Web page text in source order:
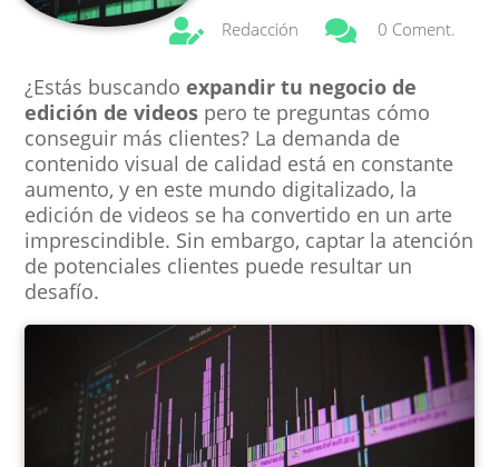
 Redacción  0 Coment.
¿Estás buscandoexpandir tu negocio de
edición de videos pero te preguntas cómo
conseguir más clientes? La demanda de
contenido visual de calidad está en constante
aumento, y en este mundo digitalizado, la
edición de videos se ha convertido en un arte
imprescindible. Sin embargo, captar la atención
de potenciales clientes puede resultar un
desafío.